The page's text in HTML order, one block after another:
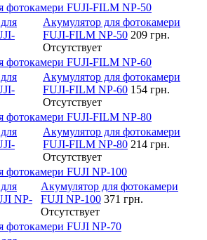
фотокамери FUJI-FILM NP-50
Акумулятор для фотокамери
FUJI-FILM NP-50 209 грн.
Отсутствует
фотокамери FUJI-FILM NP-60
Акумулятор для фотокамери
FUJI-FILM NP-60 154 грн.
Отсутствует
фотокамери FUJI-FILM NP-80
Акумулятор для фотокамери
FUJI-FILM NP-80 214 грн.
Отсутствует
фотокамери FUJI NP-100
Акумулятор для фотокамери
FUJI NP-100 371 грн.
Отсутствует
фотокамери FUJI NP-70